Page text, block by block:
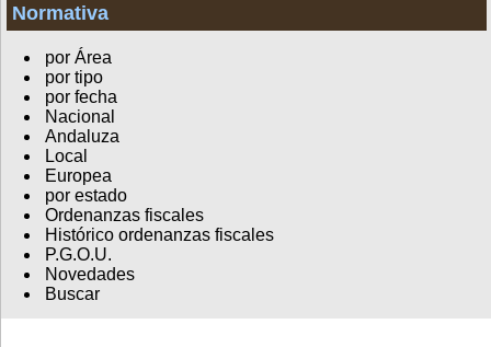
Normativa
por Área
por tipo
por fecha
Nacional
Andaluza
Local
Europea
por estado
Ordenanzas fiscales
Histórico ordenanzas fiscales
P.G.O.U.
Novedades
Buscar